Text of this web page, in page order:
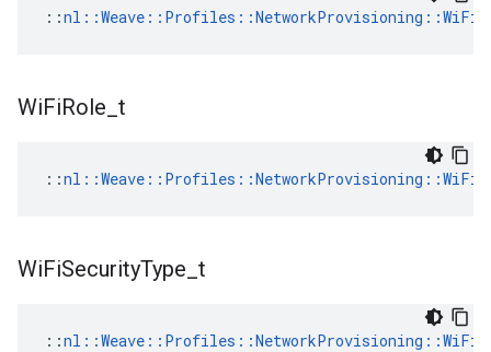
::
WiFiRole t
::
WiFiSecurityType t
::